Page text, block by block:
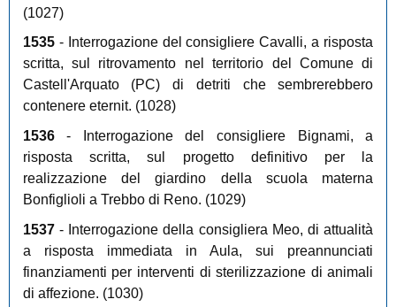
(1027)
1535- Interrogazione del consigliere Cavalli, a risposta
scritta, sul ritrovamento nel territorio del Comune di
Castell'Arquato (PC) di detriti che sembrerebbero
contenere eternit. (1028)
1536- Interrogazione del consigliere Bignami, a
risposta scritta, sul progetto definitivo per la
realizzazione del giardino della scuola materna
Bonfiglioli a Trebbo di Reno. (1029)
1537- Interrogazione della consigliera Meo, di attualità
a risposta immediata in Aula, sui preannunciati
finanziamenti per interventi di sterilizzazione di animali
di affezione. (1030)